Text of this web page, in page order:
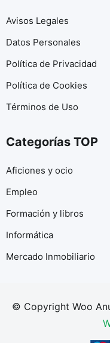
Avisos Legales
Datos Personales
Política de Privacidad
Política de Cookies
Términos de Uso
Categorías TOP
Aficiones y ocio
Empleo
Formación y libros
Informática
Mercado Inmobiliario
© Copyright Woo